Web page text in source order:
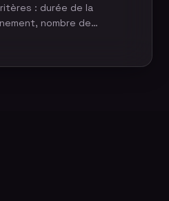
: durée de la
nombre de
que de rechercher le tarif
de comprendre ce qui